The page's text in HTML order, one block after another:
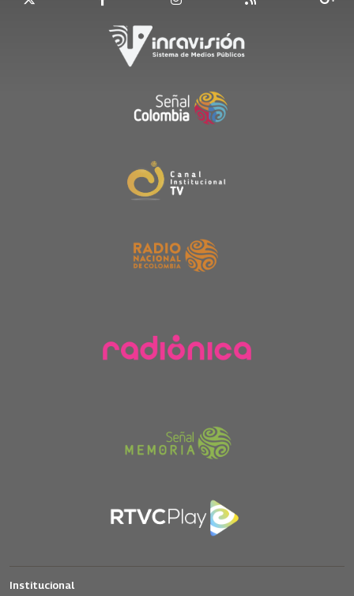
Institucional